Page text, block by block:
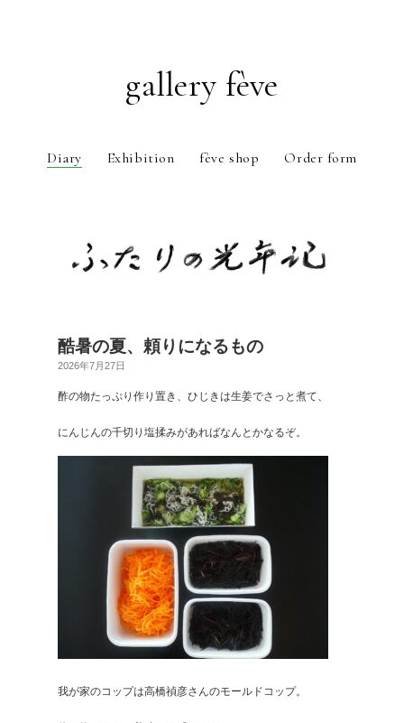
gallery fève
Diary Exhibition fève shop Order form
酷暑の夏、頼りになるもの
2026年7月27日
酢の物たっぷり作り置き、ひじきは生姜でさっと煮て、
にんじんの千切り塩揉みがあればなんとかなるぞ。
我が家のコップは高橋禎彦さんのモールドコップ。